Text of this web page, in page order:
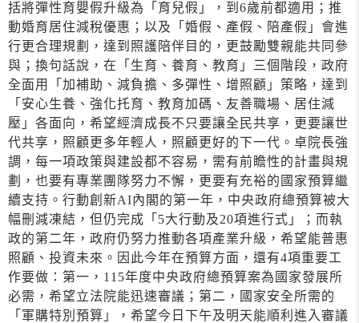
括將彈性育嬰假升級為「育兒假」，到6歲前都適用；推
動婚育居住減稅優惠；以及「婚假、產假、陪產假」會進
行更合理規劃，達到照護陪伴目的，更鼓勵雙親能共同參
與；換句話說，在「生育、養育、教育」三個階段，政府
全面用「加補助、減負擔、多彈性、增照顧」策略，達到
「安心生養、強化托育、教育加碼、友善職場、居住減
壓」各面向，希望經濟成長不只要讓全民共享，更要讓世
代共享，照顧更多年輕人，照顧更好的下一代。卓院長強
調，每一項政策與建設都不容易，需有前瞻性的計畫與規
劃，也要有專業團隊努力不懈，更要有充裕的國家預算繼
續支持。行動創新AI內閣的第一年，中央政府總預算被大
幅刪減凍結，但仍完成「5大行動及20項進行式」；而執
政的第二年，政府仍努力推動各項產業升級，希望能普惠
照顧、投資未來。因此今年在預算方面，還有4項重要工
作要做：第一，115年度中央政府總預算案為國家發展所
必需，希望立法院能迅速審議；第二，國家安全所需的
「軍購特別預算」，希望今日下午及明天能順利進入審議